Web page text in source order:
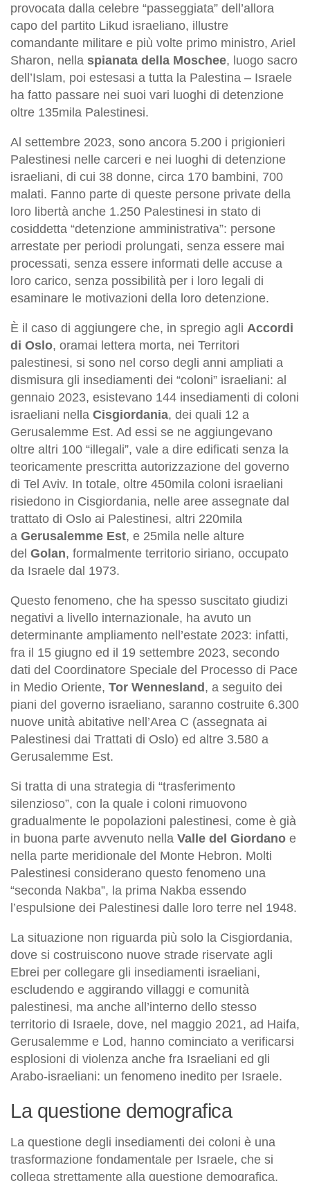
provocata dalla celebre “passeggiata” dell’allora
capo del partito Likud israeliano, illustre
comandante militare e più volte primo ministro, Ariel
Sharon, nella spianata della Moschee, luogo sacro
dell’Islam, poi estesasi a tutta la Palestina – Israele
ha fatto passare nei suoi vari luoghi di detenzione
oltre 135mila Palestinesi.
Al settembre 2023, sono ancora 5.200 i prigionieri
Palestinesi nelle carceri e nei luoghi di detenzione
israeliani, di cui 38 donne, circa 170 bambini, 700
malati. Fanno parte di queste persone private della
loro libertà anche 1.250 Palestinesi in stato di
cosiddetta “detenzione amministrativa”: persone
arrestate per periodi prolungati, senza essere mai
processati, senza essere informati delle accuse a
loro carico, senza possibilità per i loro legali di
esaminare le motivazioni della loro detenzione.
È il caso di aggiungere che, in spregio agli Accordi
di Oslo, oramai lettera morta, nei Territori
palestinesi, si sono nel corso degli anni ampliati a
dismisura gli insediamenti dei “coloni” israeliani: al
gennaio 2023, esistevano 144 insediamenti di coloni
israeliani nella Cisgiordania, dei quali 12 a
Gerusalemme Est. Ad essi se ne aggiungevano
oltre altri 100 “illegali”, vale a dire edificati senza la
teoricamente prescritta autorizzazione del governo
di Tel Aviv. In totale, oltre 450mila coloni israeliani
risiedono in Cisgiordania, nelle aree assegnate dal
trattato di Oslo ai Palestinesi, altri 220mila
a Gerusalemme Est, e 25mila nelle alture
del Golan, formalmente territorio siriano, occupato
da Israele dal 1973.
Questo fenomeno, che ha spesso suscitato giudizi
negativi a livello internazionale, ha avuto un
determinante ampliamento nell’estate 2023: infatti,
fra il 15 giugno ed il 19 settembre 2023, secondo
dati del Coordinatore Speciale del Processo di Pace
in Medio Oriente, Tor Wennesland, a seguito dei
piani del governo israeliano, saranno costruite 6.300
nuove unità abitative nell’Area C (assegnata ai
Palestinesi dai Trattati di Oslo) ed altre 3.580 a
Gerusalemme Est.
Si tratta di una strategia di “trasferimento
silenzioso”, con la quale i coloni rimuovono
gradualmente le popolazioni palestinesi, come è già
in buona parte avvenuto nella Valle del Giordano e
nella parte meridionale del Monte Hebron. Molti
Palestinesi considerano questo fenomeno una
“seconda Nakba”, la prima Nakba essendo
l’espulsione dei Palestinesi dalle loro terre nel 1948.
La situazione non riguarda più solo la Cisgiordania,
dove si costruiscono nuove strade riservate agli
Ebrei per collegare gli insediamenti israeliani,
escludendo e aggirando villaggi e comunità
palestinesi, ma anche all’interno dello stesso
territorio di Israele, dove, nel maggio 2021, ad Haifa,
Gerusalemme e Lod, hanno cominciato a verificarsi
esplosioni di violenza anche fra Israeliani ed gli
Arabo-israeliani: un fenomeno inedito per Israele.
La questione demografica
La questione degli insediamenti dei coloni è una
trasformazione fondamentale per Israele, che si
collega strettamente alla questione demografica,